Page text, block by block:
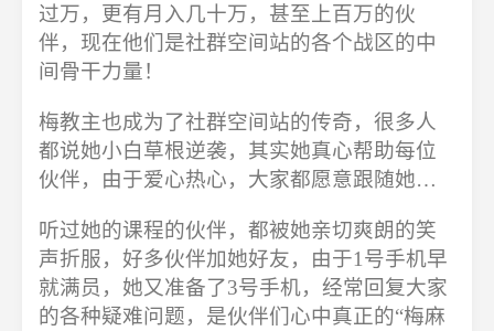
过万，更有月入几十万，甚至上百万的伙
伴，现在他们是社群空间站的各个战区的中
间骨干力量！
梅教主也成为了社群空间站的传奇，很多人
都说她小白草根逆袭，其实她真心帮助每位
伙伴，由于爱心热心，大家都愿意跟随她…
听过她的课程的伙伴，都被她亲切爽朗的笑
声折服，好多伙伴加她好友，由于1号手机早
就满员，她又准备了3号手机，经常回复大家
的各种疑难问题，是伙伴们心中真正的“梅麻